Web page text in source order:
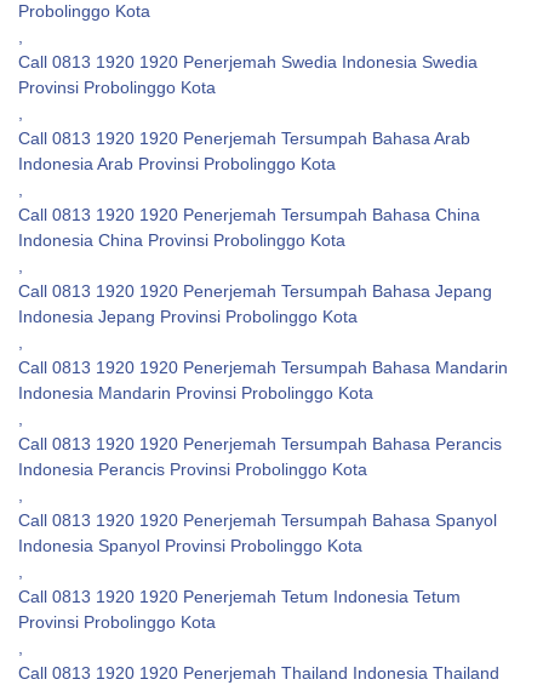
Probolinggo Kota
,
Call 0813 1920 1920 Penerjemah Swedia Indonesia Swedia
Provinsi Probolinggo Kota
,
Call 0813 1920 1920 Penerjemah Tersumpah Bahasa Arab
Indonesia Arab Provinsi Probolinggo Kota
,
Call 0813 1920 1920 Penerjemah Tersumpah Bahasa China
Indonesia China Provinsi Probolinggo Kota
,
Call 0813 1920 1920 Penerjemah Tersumpah Bahasa Jepang
Indonesia Jepang Provinsi Probolinggo Kota
,
Call 0813 1920 1920 Penerjemah Tersumpah Bahasa Mandarin
Indonesia Mandarin Provinsi Probolinggo Kota
,
Call 0813 1920 1920 Penerjemah Tersumpah Bahasa Perancis
Indonesia Perancis Provinsi Probolinggo Kota
,
Call 0813 1920 1920 Penerjemah Tersumpah Bahasa Spanyol
Indonesia Spanyol Provinsi Probolinggo Kota
,
Call 0813 1920 1920 Penerjemah Tetum Indonesia Tetum
Provinsi Probolinggo Kota
,
Call 0813 1920 1920 Penerjemah Thailand Indonesia Thailand